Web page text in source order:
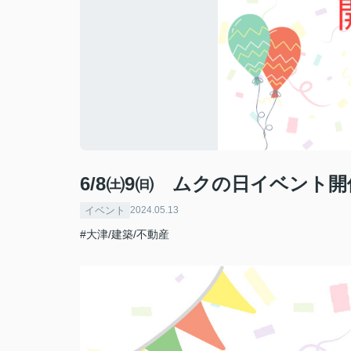
6/8㈯9㈰ ムクの日イベント開
イベント 2024.05.13
#大津/建築/不動産